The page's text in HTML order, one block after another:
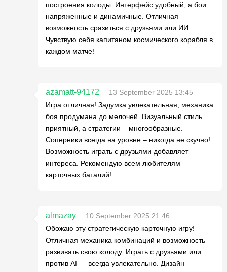
построения колоды. Интерфейс удобный, а бои
напряженные и динамичные. Отличная
возможность сразиться с друзьями или ИИ.
Чувствую себя капитаном космического корабля в
каждом матче!
azamatt-94172
13 September 2025 13:45
Игра отличная! Задумка увлекательная, механика
боя продумана до мелочей. Визуальный стиль
приятный, а стратегии – многообразные.
Соперники всегда на уровне – никогда не скучно!
Возможность играть с друзьями добавляет
интереса. Рекомендую всем любителям
карточных баталий!
almazay
10 September 2025 21:46
Обожаю эту стратегическую карточную игру!
Отличная механика комбинаций и возможность
развивать свою колоду. Играть с друзьями или
против AI — всегда увлекательно. Дизайн